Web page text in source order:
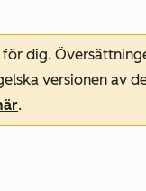
dig.
versionen av
.